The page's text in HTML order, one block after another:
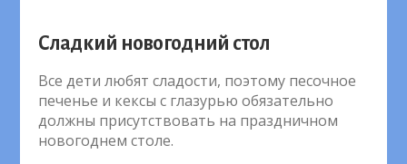
Сладкий новогодний стол
Все дети любят сладости, поэтому песочное
печенье и кексы с глазурью обязательно
должны присутствовать на праздничном
новогоднем столе.